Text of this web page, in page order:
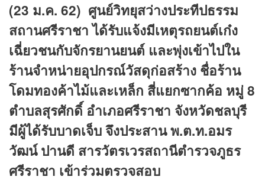
(23 ม.ค. 62) ศูนย์วิทยุสว่างประทีปธรรม
สถานศรีราชา ได้รับแจ้งมีเหตุรถยนต์เก๋ง
เฉี่ยวชนกับจักรยานยนต์ และพุ่งเข้าไปใน
ร้านจำหน่ายอุปกรณ์วัสดุก่อสร้าง ชื่อร้าน
โดมทองค้าไม้และเหล็ก สี่แยกซากค้อ หมู่ 8
ตำบลสุรศักดิ์ อำเภอศรีราชา จังหวัดชลบุรี
มีผู้ได้รับบาดเจ็บ จึงประสาน พ.ต.ท.อมร
วัฒน์ ปานดี สารวัตรเวรสถานีตำรวจภูธร
ศรีราชา เข้าร่วมตรวจสอบ